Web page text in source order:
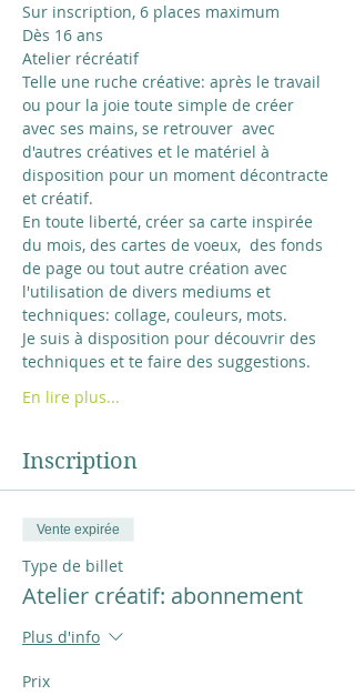
Sur inscription, 6 places maximum
Dès 16 ans
Atelier récréatif
Telle une ruche créative: après le travail
ou pour la joie toute simple de créer
avec ses mains, se retrouver  avec
d'autres créatives et le matériel à
disposition pour un moment décontracte
et créatif.
En toute liberté, créer sa carte inspirée
du mois, des cartes de voeux,  des fonds
de page ou tout autre création avec
l'utilisation de divers mediums et
techniques: collage, couleurs, mots.
Je suis à disposition pour découvrir des
techniques et te faire des suggestions.
En lire plus...
Inscription
Vente expirée
Type de billet
Atelier créatif: abonnement
Plus d'info
Prix